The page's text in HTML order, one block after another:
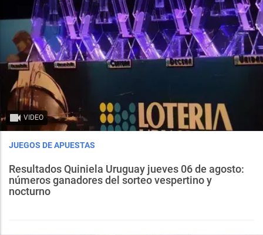
VIDEO
JUEGOS DE APUESTAS
Resultados Quiniela Uruguay jueves 06 de agosto:
números ganadores del sorteo vespertino y
nocturno